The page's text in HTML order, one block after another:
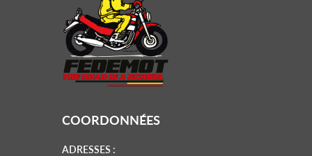
COORDONNÉES
ADRESSES :